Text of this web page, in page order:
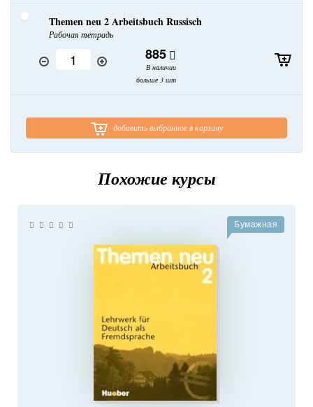
Themen neu 2 Arbeitsbuch Russisch
Рабочая тетрадь
885
В наличии
больше 3 шт
добавить выбранное в корзину
Похожие курсы
Бумажная